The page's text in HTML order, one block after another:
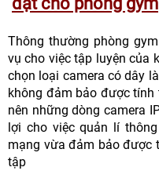
Thông thường phòng
vụ cho việc tập luyện của
chọn loại camera có dây
không đảm bảo được tính
nên những dòng camera
lợi cho việc quản lí
mạng vừa đảm bảo được
tập